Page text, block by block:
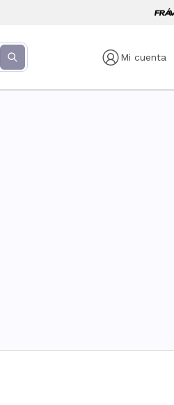
Mi cuenta